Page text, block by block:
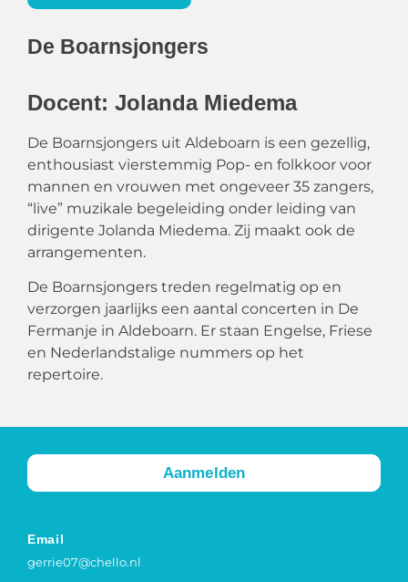
De Boarnsjongers
Docent: Jolanda Miedema
De Boarnsjongers uit Aldeboarn is een gezellig,
enthousiast vierstemmig Pop- en folkkoor voor
mannen en vrouwen met ongeveer 35 zangers,
“live” muzikale begeleiding onder leiding van
dirigente Jolanda Miedema. Zij maakt ook de
arrangementen.
De Boarnsjongers treden regelmatig op en
verzorgen jaarlijks een aantal concerten in De
Fermanje in Aldeboarn. Er staan Engelse, Friese
en Nederlandstalige nummers op het
repertoire.
Aanmelden
Email
gerrie07@chello.nl